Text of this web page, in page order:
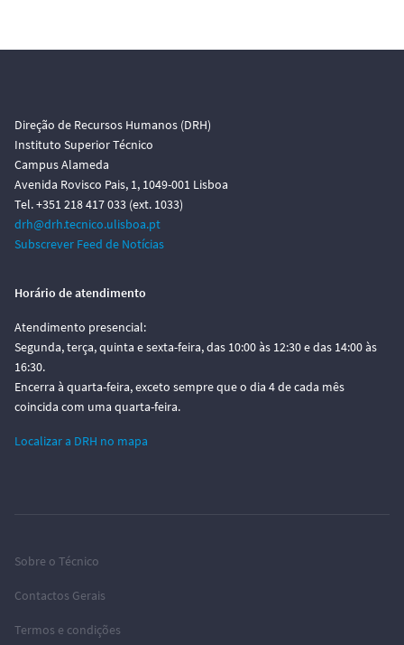
Direção de Recursos Humanos (DRH)
Instituto Superior Técnico
Campus Alameda
Avenida Rovisco Pais, 1, 1049-001 Lisboa
Tel. +351 218 417 033 (ext. 1033)
drh@drh.tecnico.ulisboa.pt
Subscrever Feed de Notícias
Horário de atendimento
Atendimento presencial:
Segunda, terça, quinta e sexta-feira, das 10:00 às 12:30 e das 14:00 às
16:30.
Encerra à quarta-feira, exceto sempre que o dia 4 de cada mês
coincida com uma quarta-feira.
Localizar a DRH no mapa
Sobre o Técnico
Contactos Gerais
Termos e condições